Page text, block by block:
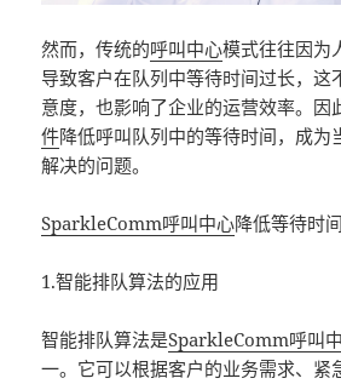
然而，传统的呼叫中心模式往往因为
导致客户在队列中等待时间过长，这
意度，也影响了企业的运营效率。因
件降低呼叫队列中的等待时间，成为
解决的问题。
SparkleComm呼叫中心降低等待时
1.智能排队算法的应用
智能排队算法是SparkleComm呼叫
一。它可以根据客户的业务需求、紧